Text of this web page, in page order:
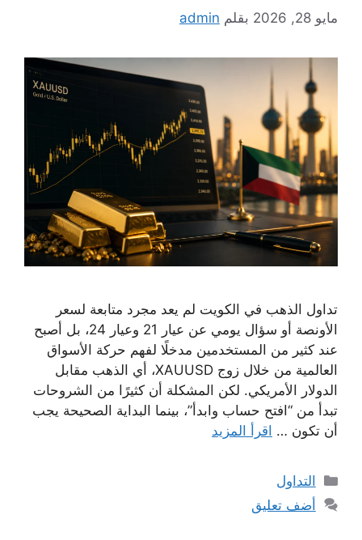
مايو 28, 2026 بقلم admin
تداول الذهب في الكويت لم يعد مجرد متابعة لسعر
الأونصة أو سؤال يومي عن عيار 21 وعيار 24، بل أصبح
عند كثير من المستخدمين مدخلًا لفهم حركة الأسواق
العالمية من خلال زوج XAUUSD، أي الذهب مقابل
الدولار الأمريكي. لكن المشكلة أن كثيرًا من الشروحات
تبدأ من “افتح حساب وابدأ”، بينما البداية الصحيحة يجب
أن تكون … اقرأ المزيد
التصنيفات
التداول
أضف تعليق